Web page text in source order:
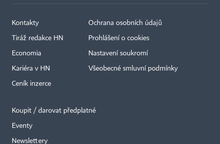
Kontakty
Tiráž redakce HN
Economia
Kariéra v HN
Ceník inzerce
Ochrana osobních údajů
Prohlášení o cookies
Nastavení soukromí
Všeobecné smluvní podmínky
Koupit / darovat předplatné
Eventy
Newslettery